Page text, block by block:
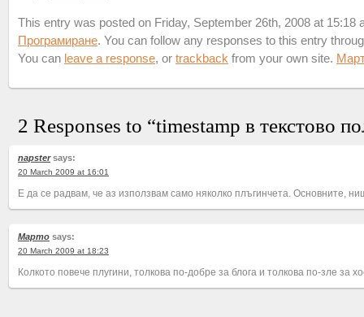
This entry was posted on Friday, September 26th, 2008 at 15:18
Програмиране. You can follow any responses to this entry
You can leave a response, or trackback from your own site.
2 Responses to “timestamp в текстово
napster says:
20 March 2009 at 16:01
Е да се радвам, че аз използвам само няколко плъгинчета. Основните,
Марто says:
20 March 2009 at 18:23
Колкото повече плугини, толкова по-добре за блога и толкова по-зле за